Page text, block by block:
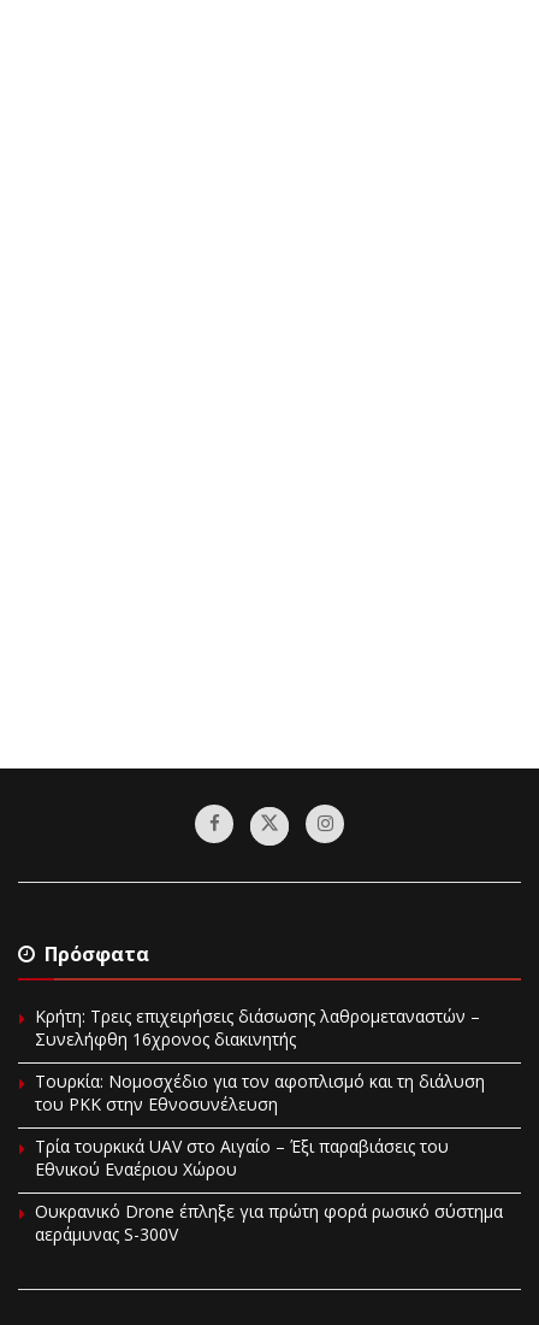
Πρόσφατα
Κρήτη: Τρεις επιχειρήσεις διάσωσης λαθρομεταναστών –
Συνελήφθη 16χρονος διακινητής
Τουρκία: Νομοσχέδιο για τον αφοπλισμό και τη διάλυση
του PKK στην Εθνοσυνέλευση
Τρία τουρκικά UAV στο Αιγαίο – Έξι παραβιάσεις του
Εθνικού Εναέριου Χώρου
Ουκρανικό Drone έπληξε για πρώτη φορά ρωσικό σύστημα
αεράμυνας S-300V